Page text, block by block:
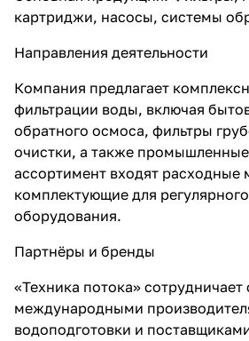
картриджи, насосы, системы
Направления деятельности
Компания предлагает
фильтрации воды, включая
обратного осмоса, фильтры
очистки, а также
ассортимент входят расходные
комплектующие для
оборудования.
Партнёры и бренды
«Техника потока» сотрудничает
международными
водоподготовки и